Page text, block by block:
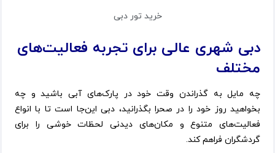
خرید تور دبی
دبی شهری عالی برای تجربه فعالیتهای
مختلف
چه مایل به گذراندن وقت خود در پارک‌های آبی باشید و چه
بخواهید روز خود را در صحرا بگذرانید، دبی این‌جا است تا با انواع
فعالیت‌های متنوع و مکان‌های دیدنی لحظات خوشی را برای
گردشگران فراهم کند.